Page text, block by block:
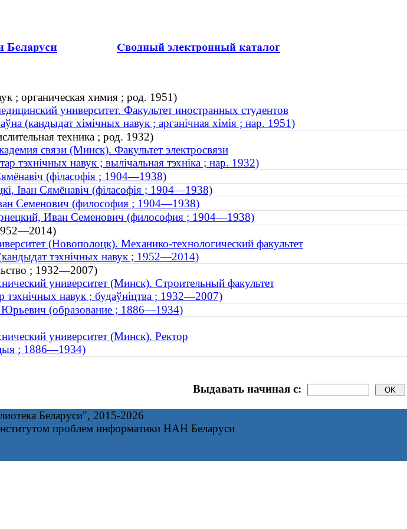
; органическая химия ; род. 1951)
университет. Факультет иностранных студентов
(кандыдат хімічных навук ; арганічная хімія ; нар. 1951)
техника ; род. 1932)
связи (Минск). Факультет электросвязи
тэхнічных навук ; вылічальная тэхніка ; нар. 1932)
(філасофія ; 1904—1938)
Іван Сямёнавіч (філасофія ; 1904—1938)
Семенович (философия ; 1904—1938)
Иван Семенович (философия ; 1904—1938)
(Новополоцк). Механико-технологический факультет
тэхнічных навук ; 1952—2014)
; 1932—2007)
университет (Минск). Строительный факультет
тэхнічных навук ; будаўніцтва ; 1932—2007)
(образование ; 1886—1934)
университет (Минск). Ректор
; 1886—1934)
Выдавать начиная с:
Беларуси", 2015-2026
проблем информатики НАН Беларуси